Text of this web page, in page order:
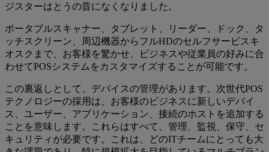
ジスターはとうの昔になくなりました。
ポータブルスキャナー、タブレット、リーダー、ドック、タ
ッチスクリーン、周辺機器からフルHDのセルフサービスキ
オスクまで、お客様を驚かせ、ビジネスや従業員の好みに合
わせてPOSシステムをカスタマイズすることが可能です。
この裏返しとして、デバイスの管理があります。次世代POS
テクノロジーの採用は、お客様のビジネスに新しいデバイ
ス、ユーザー、アプリケーション、接続のホストを追加する
ことを意味します。これらはすべて、管理、監視、保守、セ
キュリティが必要です。これは、どのITチームにとっても大